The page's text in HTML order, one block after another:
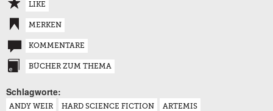
LIKE
MERKEN
KOMMENTARE
BÜCHER ZUM THEMA
Schlagworte:
ANDY WEIR HARD SCIENCE FICTION ARTEMIS